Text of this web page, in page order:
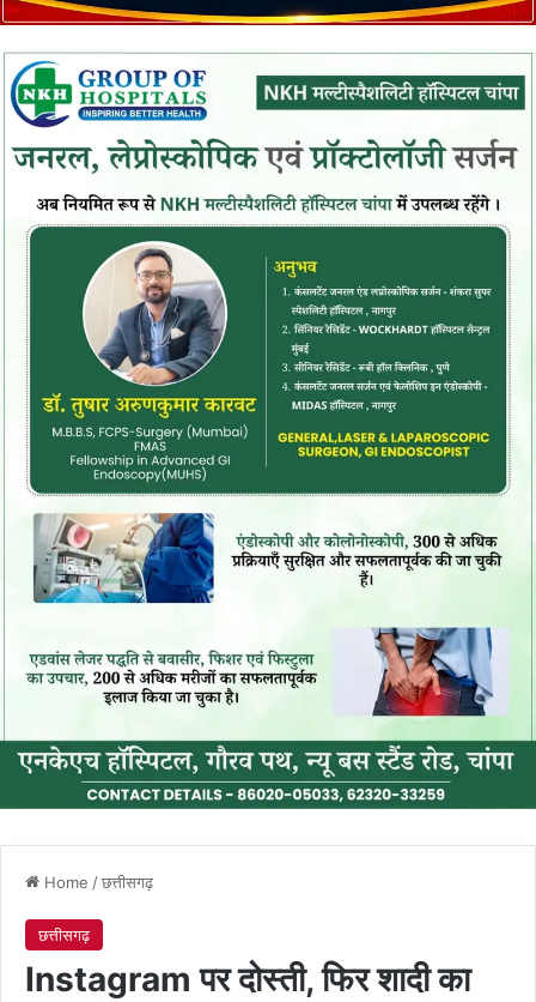
Home /छत्तीसगढ़
छत्तीसगढ़
Instagram पर दोस्ती, फिर शादी का